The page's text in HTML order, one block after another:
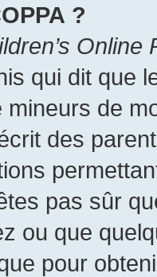
?
qui dit que
mineurs de
des
pas sûr
ou que
pour